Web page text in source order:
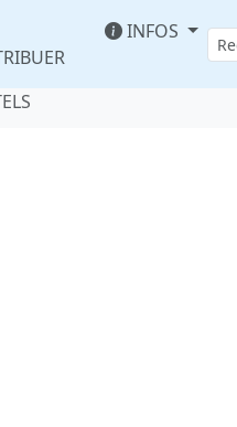
INFOS